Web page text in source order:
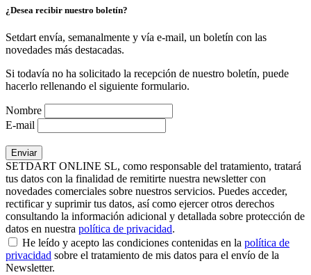
¿Desea recibir nuestro boletín?
Setdart envía, semanalmente y vía e-mail, un boletín con las
novedades más destacadas.
Si todavía no ha solicitado la recepción de nuestro boletín, puede
hacerlo rellenando el siguiente formulario.
Nombre
E-mail
SETDART ONLINE SL, como responsable del tratamiento, tratará
tus datos con la finalidad de remitirte nuestra newsletter con
novedades comerciales sobre nuestros servicios. Puedes acceder,
rectificar y suprimir tus datos, así como ejercer otros derechos
consultando la información adicional y detallada sobre protección de
datos en nuestra política de privacidad.
He leído y acepto las condiciones contenidas en la política de
privacidad sobre el tratamiento de mis datos para el envío de la
Newsletter.